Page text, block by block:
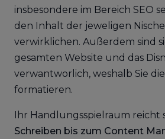
insbesondere im Bereich SEO
den Inhalt der jeweligen
verwirklichen. Außerdem sind
gesamten Website und das
verwantworlich, weshalb Sie
formatieren.
Ihr Handlungsspielraum reicht
Schreiben bis zum Content